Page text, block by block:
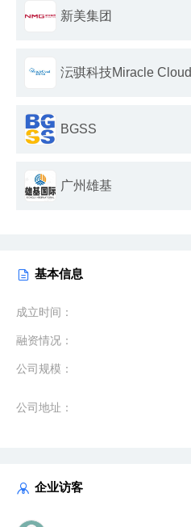
新美集团
沄骐科技Miracle Cloud
BGSS
广州雄基
基本信息
成立时间：
融资情况：
公司规模：
公司地址：
企业访客